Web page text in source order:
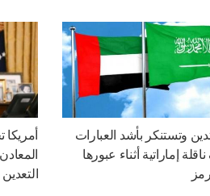
وتستنكر بأشد العبارات
إماراتية أثناء عبورها
التعدين